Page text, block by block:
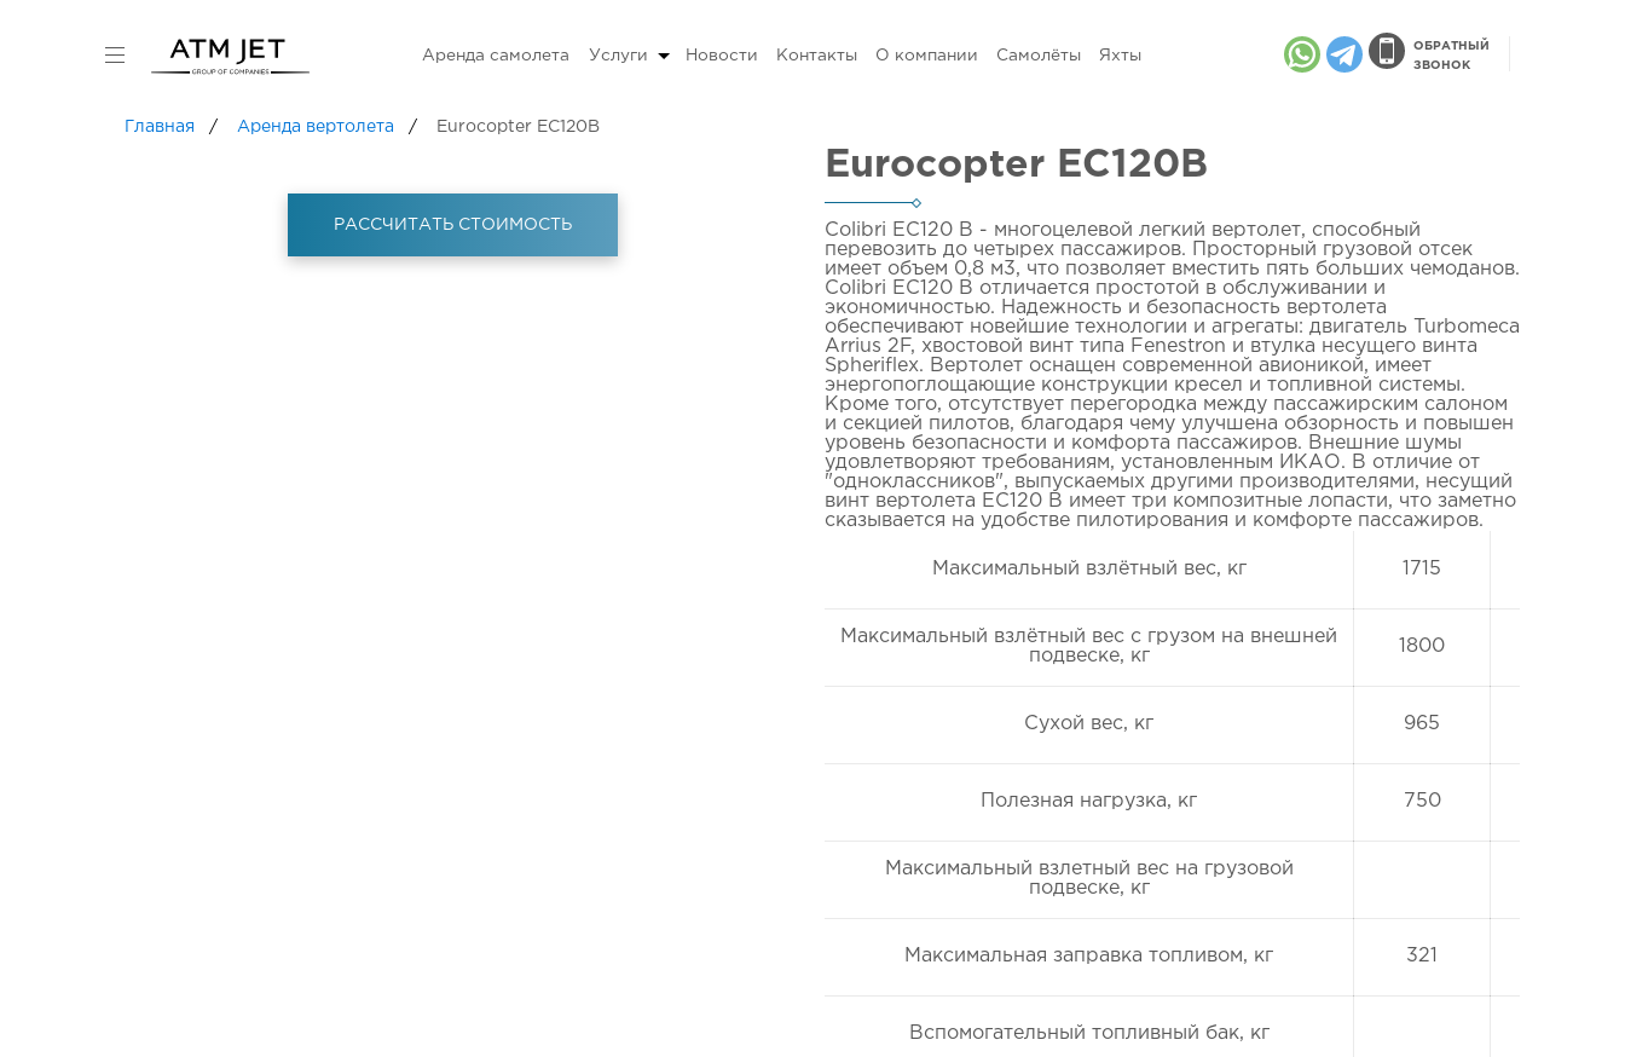
Аренда самолета Услуги Новости Контакты О компании Самолёты Яхты
ОБРАТНЫЙ
ЗВОНОК
Главная Аренда вертолета Eurocopter EC120B
РАССЧИТАТЬ СТОИМОСТЬ
Eurocopter EC120B
Colibri EC120 B - многоцелевой легкий вертолет, способный
перевозить до четырех пассажиров. Просторный грузовой отсек
имеет объем 0,8 м3, что позволяет вместить пять больших чемоданов.
Colibri EC120 B отличается простотой в обслуживании и
экономичностью. Надежность и безопасность вертолета
обеспечивают новейшие технологии и агрегаты: двигатель Turbomeca
Arrius 2F, хвостовой винт типа Fenestron и втулка несущего винта
Spheriflex. Вертолет оснащен современной авионикой, имеет
энергопоглощающие конструкции кресел и топливной системы.
Кроме того, отсутствует перегородка между пассажирским салоном
и секцией пилотов, благодаря чему улучшена обзорность и повышен
уровень безопасности и комфорта пассажиров. Внешние шумы
удовлетворяют требованиям, установленным ИКАО. В отличие от
"одноклассников", выпускаемых другими производителями, несущий
винт вертолета EC120 B имеет три композитные лопасти, что заметно
сказывается на удобстве пилотирования и комфорте пассажиров.
Максимальный взлётный вес, кг 1715
Максимальный взлётный вес с грузом на внешней
подвеске, кг
1800
Сухой вес, кг 965
Полезная нагрузка, кг 750
Максимальный взлетный вес на грузовой
подвеске, кг
Максимальная заправка топливом, кг 321
Вспомогательный топливный бак, кг